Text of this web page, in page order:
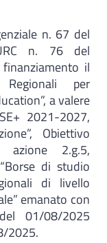
n. 67 del
n. 76 del
il
per
a valere
2021-2027,
Obiettivo
2.g.5,
di studio
di livello
emanato con
01/08/2025
2025.